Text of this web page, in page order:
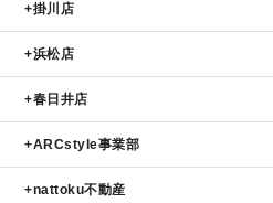
掛川店
浜松店
春日井店
ARCstyle事業部
nattoku不動産